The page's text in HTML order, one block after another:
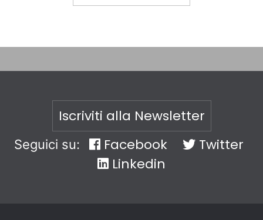
Iscriviti alla Newsletter
Seguici su: Facebook
Twitter
Linkedin